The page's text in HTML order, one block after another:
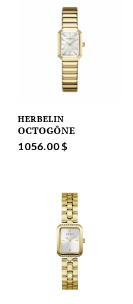
HERBELIN
OCTOGÔNE
1056.00 $